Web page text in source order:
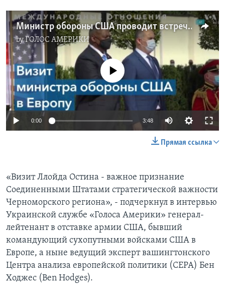
Министр обороны США проводит встречи в Тбилиси и Киеве
byГОЛОС АМЕРИКИ
No media source currently available
0:00 3:48
Прямая ссылка
«Визит Ллойда Остина - важное признание
Соединенными Штатами стратегической важности
Черноморского региона», - подчеркнул в интервью
Украинской службе «Голоса Америки» генерал-
лейтенант в отставке армии США, бывший
командующий сухопутными войсками США в
Европе, а ныне ведущий эксперт вашингтонского
Центра анализа европейской политики (CEPA) Бен
Ходжес (Ben Hodges).